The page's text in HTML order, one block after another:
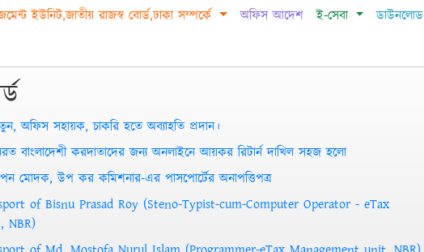
ইউনিট,জাতীয় রাজস্ব বোর্ড,ঢাকা সম্পর্কে অফিস আদেশ ই-সেবা ডাউনলোড
অফিস সহায়ক, চাকরি হতে অব্যাহতি প্রদান।
বাংলাদেশী করদাতাদের জন্য অনলাইনে আয়কর রিটার্ন দাখিল সহজ হলো
মোদক, উপ কর কমিশনার-এর পাসপোর্টের অনাপত্তিপত্র
of Bisnu Prasad Roy (Steno-Typist-cum-Computer Operator - eTax
NBR)